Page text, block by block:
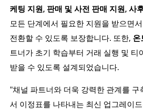
케팅 지원, 판매 및 사전 판매 지원, 사
모든 단계에서 필요한 지원을 받으면
전환할 수 있도록 보장합니다. 또한, 온
트너가 초기 학습부터 거래 실행 및 티
받을 수 있도록 설계되었습니다.
"채널 파트너와 더욱 강력한 관계를 구
서 이정표를 나타내는 최신 업그레이